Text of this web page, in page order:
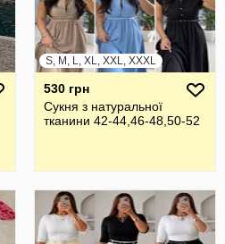
S, M, L, XL, XXL, XXXL
530 грн
Сукня з натуральної
тканини 42-44,46-48,50-52